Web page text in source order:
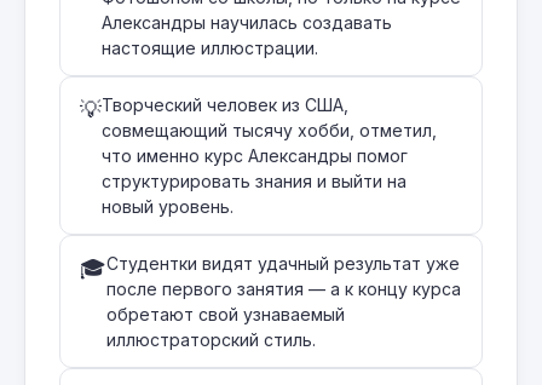
Александры научилась создавать
настоящие иллюстрации.
💡Творческий человек из США,
совмещающий тысячу хобби, отметил,
что именно курс Александры помог
структурировать знания и выйти на
новый уровень.
🎓Студентки видят удачный результат уже
после первого занятия — а к концу курса
обретают свой узнаваемый
иллюстраторский стиль.